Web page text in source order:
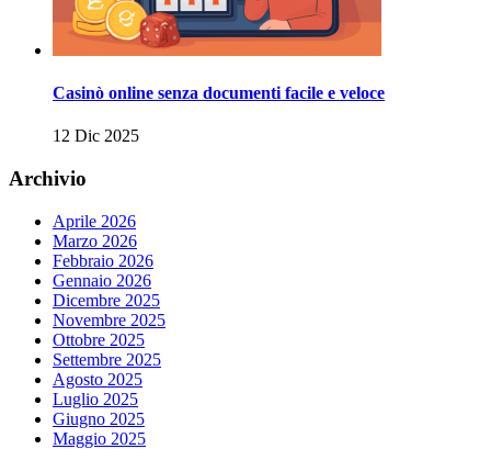
Casinò online senza documenti facile e veloce
12 Dic 2025
Archivio
Aprile 2026
Marzo 2026
Febbraio 2026
Gennaio 2026
Dicembre 2025
Novembre 2025
Ottobre 2025
Settembre 2025
Agosto 2025
Luglio 2025
Giugno 2025
Maggio 2025